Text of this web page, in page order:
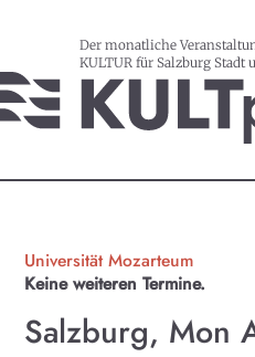
Der monatliche
KULTUR für Salzburg Stadt
Universität Mozarteum
Keine weiteren Termine.
Salzburg, Mon